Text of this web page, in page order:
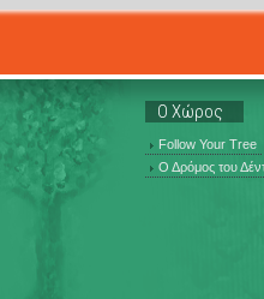
Ο Χώρος
Follow Your Tree
Ο Δρόμος του